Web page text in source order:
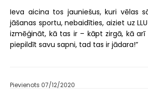
Ieva aicina tos jauniešus, kuri vēlas
jāšanas sportu, nebaidīties, aiziet uz
izmēģināt, kā tas ir – kāpt zirgā, kā arī
piepildīt savu sapni, tad tas ir jādara!”
Pievienots 07/12/2020